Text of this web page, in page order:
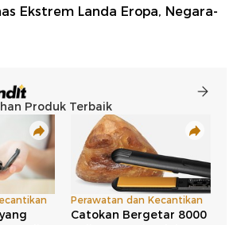
Ekstrem Landa Eropa, Negara-